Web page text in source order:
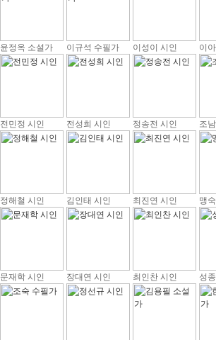
윤정옥 소설가 이규석 수필가 이성이 시인 이
전민정 시인 전성희 시인 정송전 시인 조
정해철 시인 김인태 시인 최진연 시인 맹
문재학 시인 장대연 시인 최인찬 시인 성